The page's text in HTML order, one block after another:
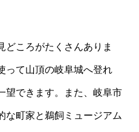
どころがたくさんありま
って山頂の岐阜城へ登れ
望できます。また、岐阜市
な町家と鵜飼ミュージアム